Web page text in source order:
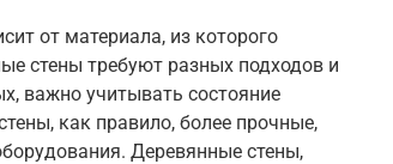
от материала, из которого
стены требуют разных подходов и
важно учитывать состояние
как правило, более прочные,
Деревянные стены,